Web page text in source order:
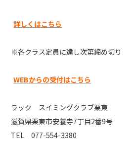
詳しくはこちら
※各クラス定員に達し次第締め切り
WEBからの受付はこちら
ラック スイミングクラブ栗東
滋賀県栗東市安養寺7丁目2番9号
TEL 077-554-3380